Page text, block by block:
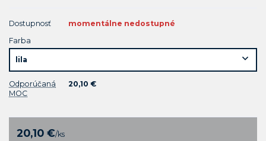
Dostupnosť
momentálne nedostupné
Farba
Odporúčaná
MOC
20,10 €
20,10 €/ks